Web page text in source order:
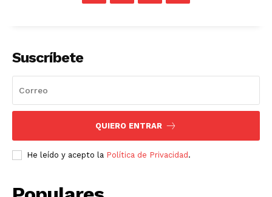
Suscríbete
QUIERO ENTRAR
He leído y acepto la Política de Privacidad .